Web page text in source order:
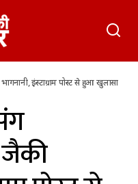
इंस्टाग्राम पोस्ट से हुआ खुलासा